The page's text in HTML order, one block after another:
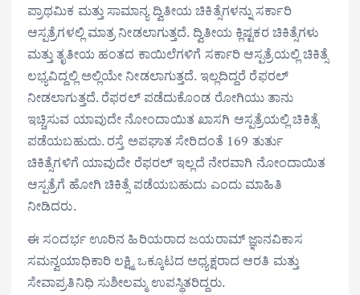
ಪ್ರಾಥಮಿಕ ಮತ್ತು ಸಾಮಾನ್ಯ ದ್ವಿತೀಯ ಚಿಕಿತ್ಸೆಗಳನ್ನು ಸರ್ಕಾರಿ
ಆಸ್ಪತ್ರೆಗಳಲ್ಲಿ ಮಾತ್ರ ನೀಡಲಾಗುತ್ತದೆ. ದ್ವಿತೀಯ ಕ್ಲಿಷ್ಟಕರ ಚಿಕಿತ್ಸೆಗಳು
ಮತ್ತು ತೃತೀಯ ಹಂತದ ಕಾಯಿಲೆಗಳಿಗೆ ಸರ್ಕಾರಿ ಆಸ್ಪತ್ರೆಯಲ್ಲಿ ಚಿಕಿತ್ಸೆ
ಲಭ್ಯವಿದ್ದಲ್ಲಿ ಅಲ್ಲಿಯೇ ನೀಡಲಾಗುತ್ತದೆ. ಇಲ್ಲದಿದ್ದರೆ ರೆಫರಲ್
ನೀಡಲಾಗುತ್ತದೆ. ರೆಫರಲ್ ಪಡೆದುಕೊಂಡ ರೋಗಿಯು ತಾನು
ಇಚ್ಚಿಸುವ ಯಾವುದೇ ನೋಂದಾಯಿತ ಖಾಸಗಿ ಆಸ್ಪತ್ರೆಯಲ್ಲಿ ಚಿಕಿತ್ಸೆ
ಪಡೆಯಬಹುದು. ರಸ್ತೆ ಅಪಘಾತ ಸೇರಿದಂತೆ 169 ತುರ್ತು
ಚಿಕಿತ್ಸೆಗಳಿಗೆ ಯಾವುದೇ ರೆಫರಲ್ ಇಲ್ಲದೆ ನೇರವಾಗಿ ನೋಂದಾಯಿತ
ಆಸ್ಪತ್ರೆಗೆ ಹೋಗಿ ಚಿಕಿತ್ಸೆ ಪಡೆಯಬಹುದು ಎಂದು ಮಾಹಿತಿ
ನೀಡಿದರು.
ಈ ಸಂದರ್ಭ ಊರಿನ ಹಿರಿಯರಾದ ಜಯರಾಮ್ ಜ್ಞಾನವಿಕಾಸ
ಸಮನ್ವಯಾಧಿಕಾರಿ ಲಕ್ಷ್ಮಿ ಒಕ್ಕೂಟದ ಅಧ್ಯಕ್ಷರಾದ ಆರತಿ ಮತ್ತು
ಸೇವಾಪ್ರತಿನಿಧಿ ಸುಶೀಲಮ್ಮ ಉಪಸ್ಥಿತರಿದ್ದರು.